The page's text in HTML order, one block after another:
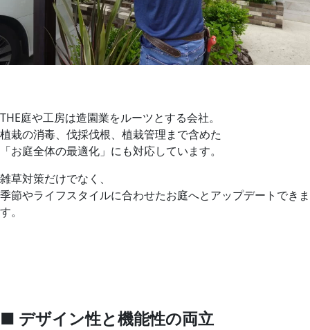
THE庭や工房は造園業をルーツとする会社。
植栽の消毒、伐採伐根、植栽管理まで含めた
「お庭全体の最適化」にも対応しています。
雑草対策だけでなく、
季節やライフスタイルに合わせたお庭へとアップデートできま
す。
■ デザイン性と機能性の両立